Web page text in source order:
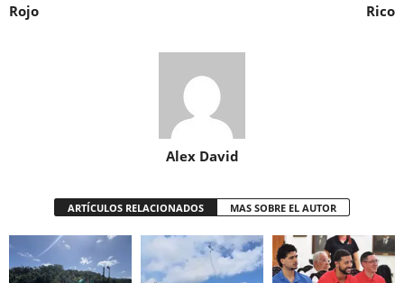
Rojo
Rico
Alex David
ARTÍCULOS RELACIONADOS MAS SOBRE EL AUTOR